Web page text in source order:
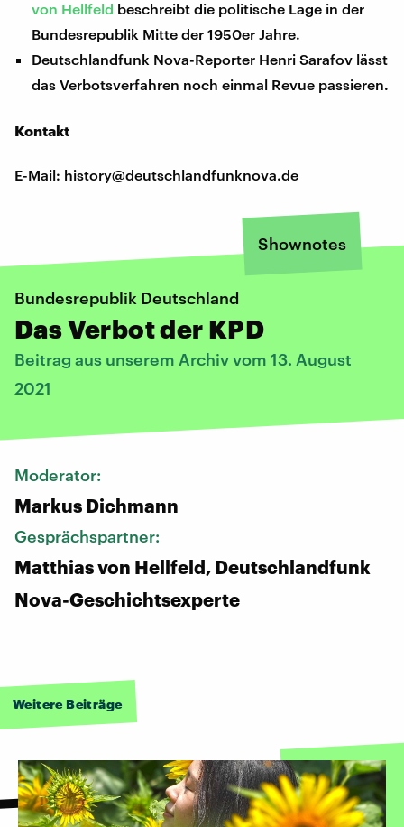
von Hellfeld beschreibt die politische Lage in der
Bundesrepublik Mitte der 1950er Jahre.
Deutschlandfunk Nova-Reporter Henri Sarafov lässt
das Verbotsverfahren noch einmal Revue passieren.
Kontakt
E-Mail: history@deutschlandfunknova.de
Shownotes
Bundesrepublik Deutschland
Das Verbot der KPD
Beitrag aus unserem Archiv vom 13. August
2021
Moderator:
Markus Dichmann
Gesprächspartner:
Matthias von Hellfeld, Deutschlandfunk
Nova-Geschichtsexperte
Weitere Beiträge